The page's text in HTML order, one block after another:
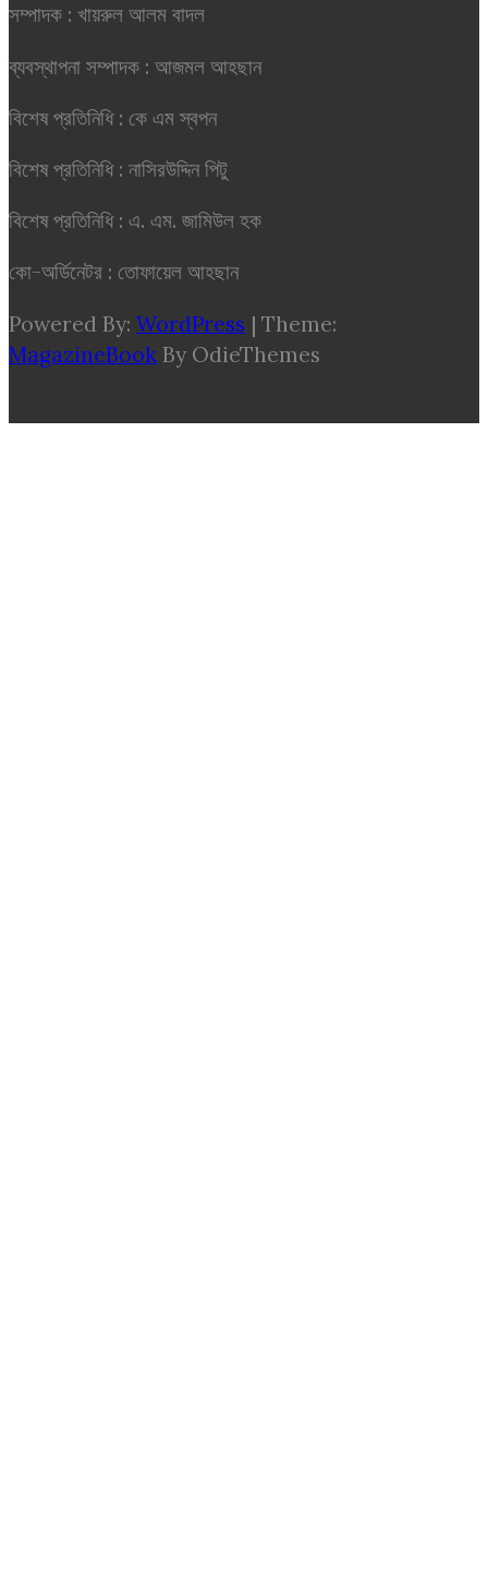
সম্পাদক : খায়রুল আলম বাদল
ব্যবস্থাপনা সম্পাদক : আজমল আহছান
বিশেষ প্রতিনিধি : কে এম স্বপন
বিশেষ প্রতিনিধি : নাসিরউদ্দিন পিটু
বিশেষ প্রতিনিধি : এ. এম. জামিউল হক
কো-অর্ডিনেটর : তোফায়েল আহছান
Powered By: WordPress | Theme:
MagazineBook By OdieThemes